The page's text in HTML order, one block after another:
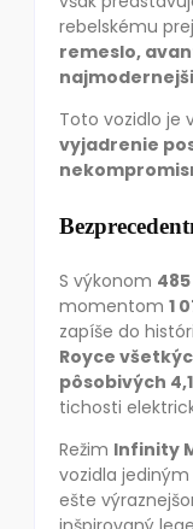
rebelskému
remeslo,
Toto vozidlo je
vyjadrenie
S výkonom
momentom 1
zapíše do
Royce
pôsobivých
tichosti
Režim Infinity
vozidla
ešte